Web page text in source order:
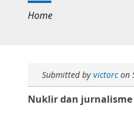
Home
Submitted by victorcon
Nuklir dan